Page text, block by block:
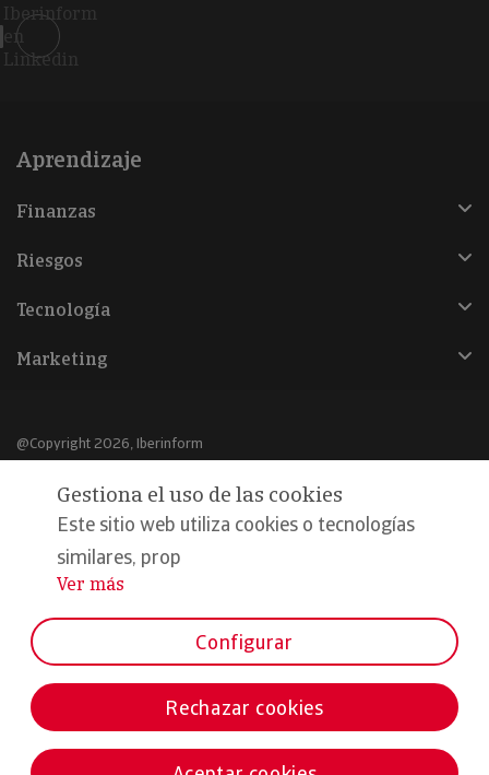
Iberinform
en
Linkedin
Aprendizaje
Finanzas
Riesgos
Tecnología
Marketing
@Copyright 2026, Iberinform
Aviso legal
Política de cookies
Declaración de privacidad
Formamos parte de:
Gestiona el uso de las cookies
Este sitio web utiliza cookies o tecnologías
similares, prop
...
Ver más
Configurar
Rechazar cookies